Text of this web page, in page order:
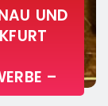
UND
–